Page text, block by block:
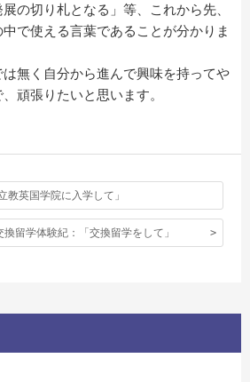
の切り札となる」等、これから先、
で使える言葉であることが分かりま
無く自分から進んで興味を持ってや
頑張りたいと思います。
立教英国学院に入学して」
換留学体験紀：「交換留学をして」